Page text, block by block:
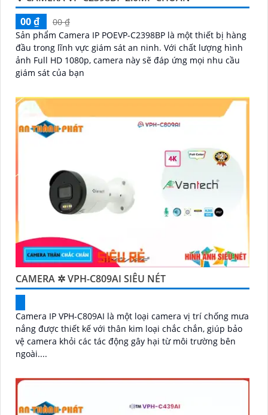
00 ₫
00 ₫
Sản phẩm Camera IP POEVP-C2398BP là một thiết bị hàng
đầu trong lĩnh vực giám sát an ninh. Với chất lượng hình
ảnh Full HD 1080p, camera này sẽ đáp ứng mọi nhu cầu
giám sát của bạn
CAMERA ✲ VPH-C809AI SIÊU NÉT
Camera IP VPH-C809AI là một loại camera vị trí chống mưa
nắng được thiết kế với thân kim loại chắc chắn, giúp bảo
vệ camera khỏi các tác động gây hại từ môi trường bên
ngoài....